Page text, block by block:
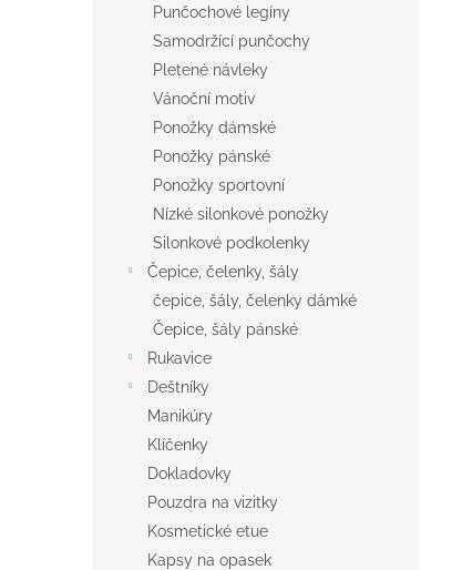
Punčochové legíny
Samodržící punčochy
Pletené návleky
Vánoční motiv
Ponožky dámské
Ponožky pánské
Ponožky sportovní
Nízké silonkové ponožky
Silonkové podkolenky
Čepice, čelenky, šály
čepice, šály, čelenky dámké
Čepice, šály pánské
Rukavice
Deštníky
Manikúry
Klíčenky
Dokladovky
Pouzdra na vizitky
Kosmetické etue
Kapsy na opasek